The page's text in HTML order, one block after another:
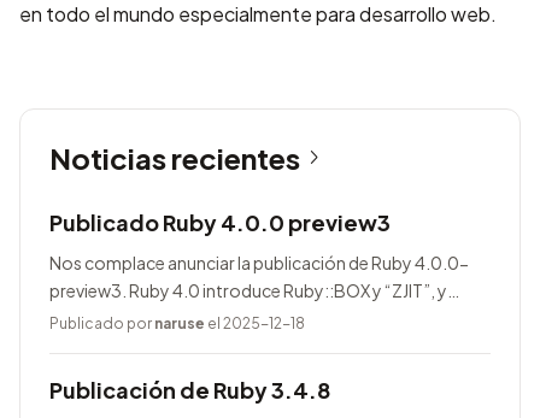
en todo el mundo especialmente para desarrollo web.
Noticias recientes
Publicado Ruby 4.0.0 preview3
Nos complace anunciar la publicación de Ruby 4.0.0-
preview3. Ruby 4.0 introduce Ruby::BOX y “ZJIT”, y
agrega muchas mejoras.
Publicado por naruse el 2025-12-18
Publicación de Ruby 3.4.8